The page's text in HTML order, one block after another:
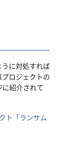
に対処すれば
ロジェクトの
に紹介されて
ト「ランサム